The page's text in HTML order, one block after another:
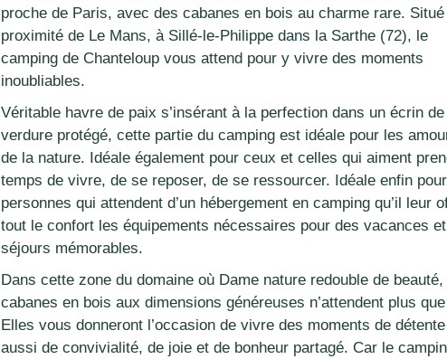
proche de Paris, avec des cabanes en bois au charme rare.
proximité de Le Mans, à Sillé-le-Philippe dans la Sarthe (72), le
camping de Chanteloup vous attend pour y vivre des moments
inoubliables.
Véritable havre de paix s’insérant à la perfection dans un écrin de
verdure protégé, cette partie du camping est idéale pour les
de la nature. Idéale également pour ceux et celles qui aiment
temps de vivre, de se reposer, de se ressourcer. Idéale enfin
personnes qui attendent d’un hébergement en camping qu’il leur
tout le confort les équipements nécessaires pour des vacances
séjours mémorables.
Dans cette zone du domaine où Dame nature redouble de
cabanes en bois aux dimensions généreuses n’attendent plus
Elles vous donneront l’occasion de vivre des moments de
aussi de convivialité, de joie et de bonheur partagé. Car le